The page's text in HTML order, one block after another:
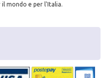
mondo e per l'Italia.